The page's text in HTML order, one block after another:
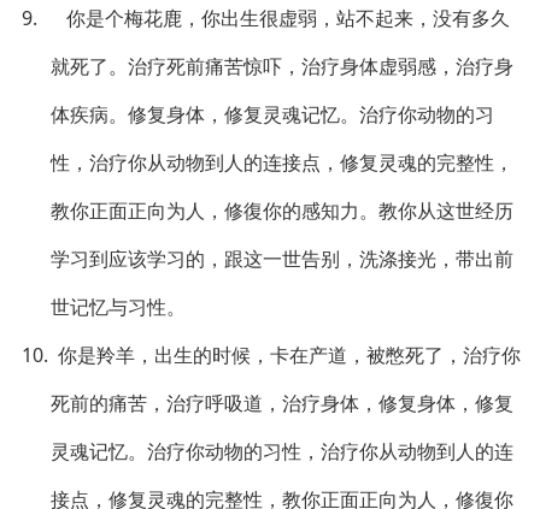
9. 你是个梅花鹿，你出生很虚弱，站不起来，没有多久
就死了。治疗死前痛苦惊吓，治疗身体虚弱感，治疗身
体疾病。修复身体，修复灵魂记忆。治疗你动物的习
性，治疗你从动物到人的连接点，修复灵魂的完整性，
教你正面正向为人，修復你的感知力。教你从这世经历
学习到应该学习的，跟这一世告别，洗涤接光，带出前
世记忆与习性。
10. 你是羚羊，出生的时候，卡在产道，被憋死了，治疗你
死前的痛苦，治疗呼吸道，治疗身体，修复身体，修复
灵魂记忆。治疗你动物的习性，治疗你从动物到人的连
接点，修复灵魂的完整性，教你正面正向为人，修復你